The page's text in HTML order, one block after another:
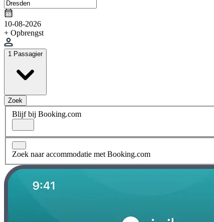
10-08-2026
+ Opbrengst
1 Passagier
Zoek
Blijf bij Booking.com
Zoek naar accommodatie met Booking.com